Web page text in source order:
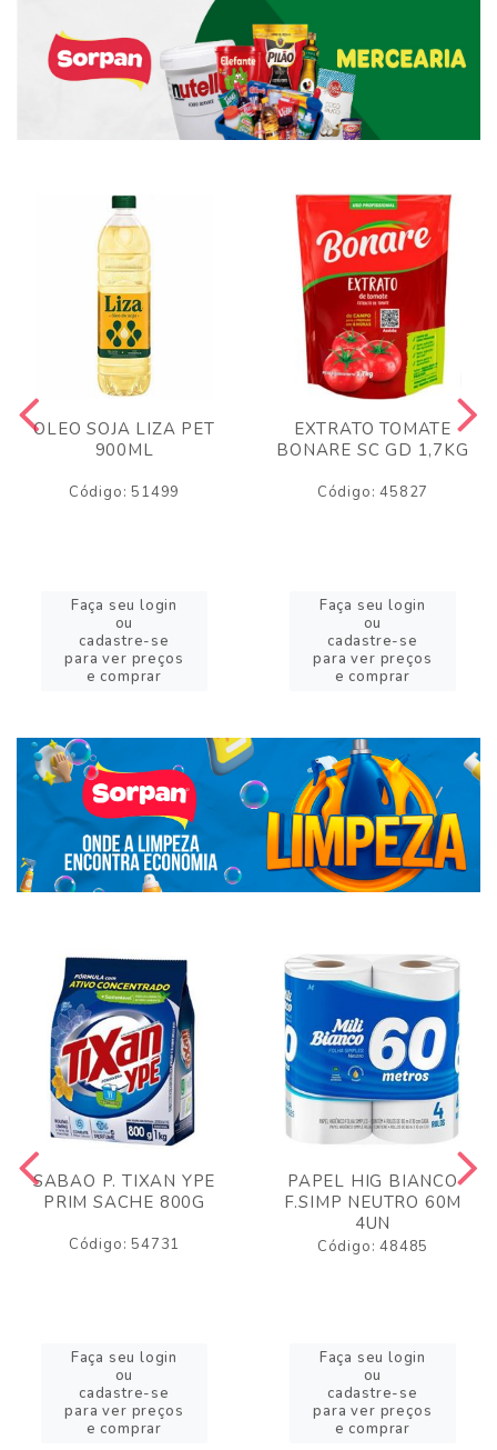
OLEO SOJA LIZA PET
900ML
Código: 51499
Faça seu login
ou
cadastre-se
para ver preços
e comprar
EXTRATO TOMATE
BONARE SC GD 1,7KG
Código: 45827
Faça seu login
ou
cadastre-se
para ver preços
e comprar
SABAO P. TIXAN YPE
PRIM SACHE 800G
Código: 54731
Faça seu login
ou
cadastre-se
para ver preços
e comprar
PAPEL HIG BIANCO
F.SIMP NEUTRO 60M
4UN
Código: 48485
Faça seu login
ou
cadastre-se
para ver preços
e comprar